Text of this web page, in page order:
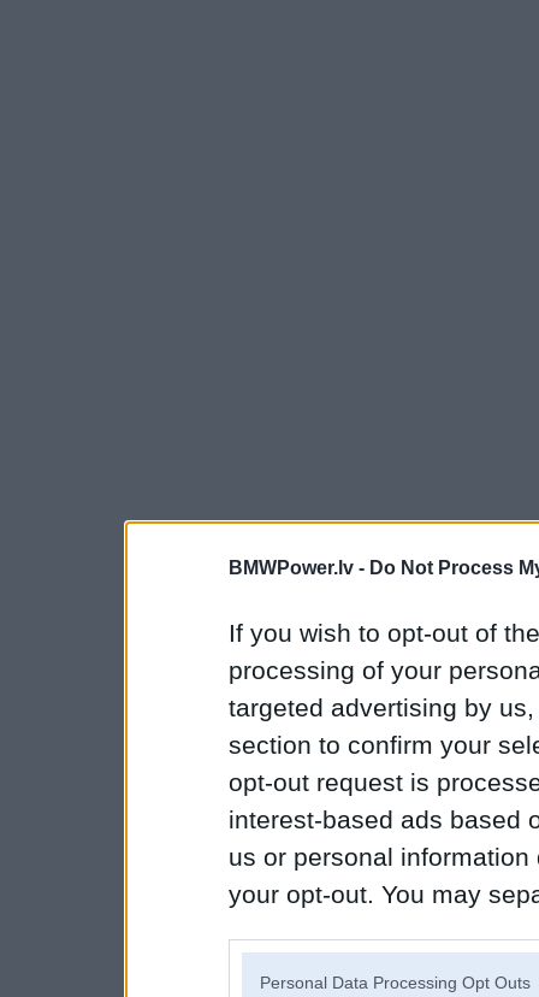
BMWPower.lv - Do Not Process
If you wish to opt-out of
processing of your
targeted advertising by
section to confirm your
opt-out request is
interest-based ads based
us or personal
your opt-out. You may
Personal Data Processing Opt Outs